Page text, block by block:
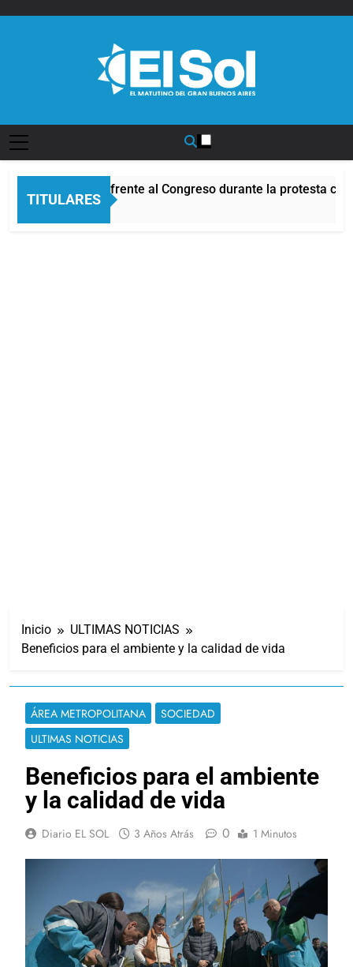
TITULARES
Incidentes frente al Congreso durante la protesta
9 Horas Atrás
Inicio
ULTIMAS NOTICIAS
Beneficios para el ambiente y la calidad de vida
ÁREA METROPOLITANA
SOCIEDAD
ULTIMAS NOTICIAS
Beneficios para el ambiente
y la calidad de vida
Diario EL SOL 3 Años Atrás 0 1 Minutos